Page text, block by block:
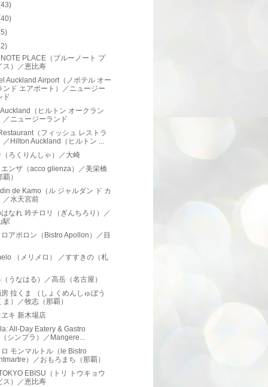
PLACE（ブルーノート プ
ス）／恵比寿
Auckland Airport（ノボテル オー
ンド エアポート）／ニュージー
ド
（ヒルトン オークラン
／ニュージーランド
（フィッシュ レストラ
／Hilton Auckland（ヒルトン ...
ろくりんしゃ）／大崎
ンザ（acco glienza）／美栄橋
）
de Kamo（ル ジャルダン ド カ
／水天宮前
なれ 吟チロリ（ぎんちろり）／
駅
アポロン（Bistro Apollon）／目
（メリメロ） ／すすきの（札
うなはる）／高岳（名古屋）
拉くま （しょくめんしゅぼう
ま）／牧志（那覇）
キ 新木場店
All-Day Eatery & Gastro
シンプラ）／Mangere...
モンマルトル（le Bistro
）／おもろまち（那覇）
EBISU（トリ トウキョウ
ス）／恵比寿